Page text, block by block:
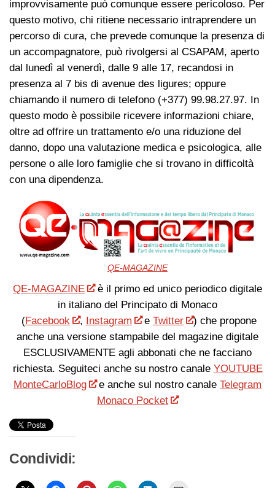
improvvisamente può comunque essere pericoloso. Per
questo motivo, chi ritiene necessario intraprendere un
percorso di cura, che prevede comunque la presenza di
un accompagnatore, può rivolgersi al CSAPAM, aperto
dal lunedì al venerdì, dalle 9 alle 17, recandosi in
presenza al 7 bis di avenue des ligures; oppure
chiamando il numero di telefono (+377) 99.98.27.97. In
questo modo è possibile ricevere informazioni chiare,
oltre ad offrire un trattamento e/o una riduzione del
danno, dopo una valutazione medica e psicologica, alle
persone o alle loro famiglie che si trovano in difficoltà
con una dipendenza.
QE-MAGAZINE
QE-MAGAZINE
è il primo ed unico periodico digitale
in italiano del Principato di Monaco
(Facebook , Instagram eTwitter
) che propone
anche una versione stampabile del magazine digitale
ESCLUSIVAMENTE agli abbonati che ne facciano
richiesta. Seguiteci anche su nostro canale YOUTUBE
MonteCarloBlog
e anche sul nostro canaleTelegram
Monaco Pocket
Condividi: